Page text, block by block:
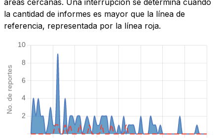
áreas cercanas. Una interrupción se determina cuando
la cantidad de informes es mayor que la línea de
referencia, representada por la línea roja.